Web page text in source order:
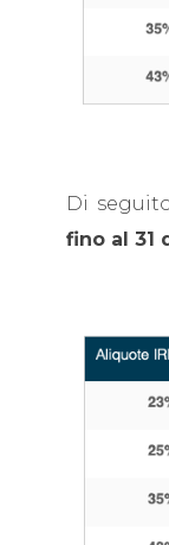
Di
fino al 31